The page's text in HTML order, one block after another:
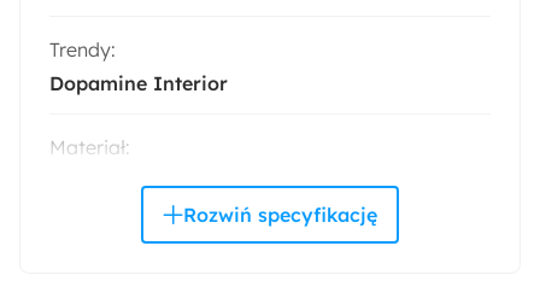
Trendy:
Dopamine Interior
Materiał:
Drewno Płyta meblowa
Pomieszczenie: